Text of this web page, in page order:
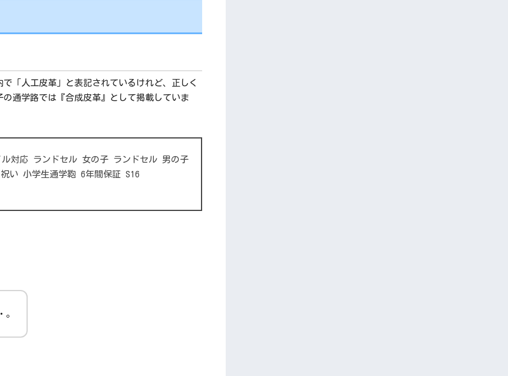
「人工皮革」と表記されているけれど、正しく
通学路では『合成皮革』として掲載していま
対応 ランドセル 女の子 ランドセル 男の子
い 小学生通学鞄 6年間保証 S16
。